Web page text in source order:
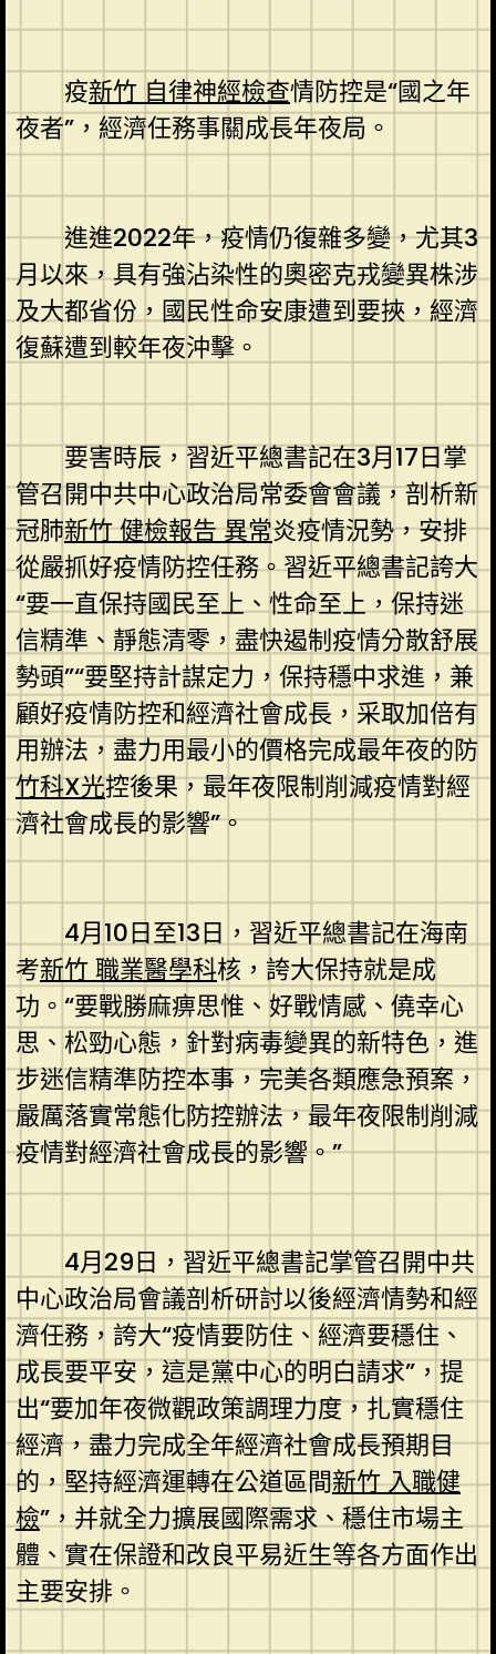
疫新竹 自律神經檢查情防控是“國之年
夜者”，經濟任務事關成長年夜局。
進進2022年，疫情仍復雜多變，尤其3
月以來，具有強沾染性的奧密克戎變異株涉
及大都省份，國民性命安康遭到要挾，經濟
復蘇遭到較年夜沖擊。
要害時辰，習近平總書記在3月17日掌
管召開中共中心政治局常委會會議，剖析新
冠肺新竹 健檢報告 異常炎疫情況勢，安排
從嚴抓好疫情防控任務。習近平總書記誇大
“要一直保持國民至上、性命至上，保持迷
信精準、靜態清零，盡快遏制疫情分散舒展
勢頭”“要堅持計謀定力，保持穩中求進，兼
顧好疫情防控和經濟社會成長，采取加倍有
用辦法，盡力用最小的價格完成最年夜的防
竹科X光控後果，最年夜限制削減疫情對經
濟社會成長的影響”。
4月10日至13日，習近平總書記在海南
考新竹 職業醫學科核，誇大保持就是成
功。“要戰勝麻痹思惟、好戰情感、僥幸心
思、松勁心態，針對病毒變異的新特色，進
步迷信精準防控本事，完美各類應急預案，
嚴厲落實常態化防控辦法，最年夜限制削減
疫情對經濟社會成長的影響。”
4月29日，習近平總書記掌管召開中共
中心政治局會議剖析研討以後經濟情勢和經
濟任務，誇大“疫情要防住、經濟要穩住、
成長要平安，這是黨中心的明白請求”，提
出“要加年夜微觀政策調理力度，扎實穩住
經濟，盡力完成全年經濟社會成長預期目
的，堅持經濟運轉在公道區間新竹 入職健
檢”，并就全力擴展國際需求、穩住市場主
體、實在保證和改良平易近生等各方面作出
主要安排。